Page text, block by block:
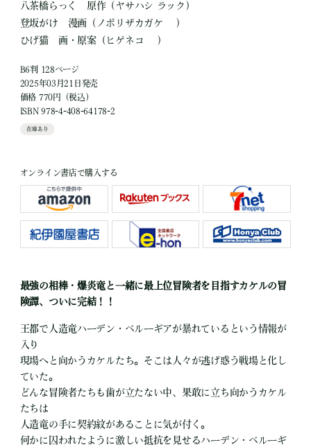
八茶橋らっく 原作（ヤサハシ ラック）
登坂がけ
漫画 （ノボリザカガケ ）
ひげ猫
画・原案（ヒゲネコ ）
B6判 128ページ
2025年03月21日発売
価格 770円（税込）
ISBN 978-4-408-64178-2
在庫あり
オンライン書店で購入する
最強の相棒・爆炎竜と一緒に最上位冒険者を目指すカケルの冒
険譚、ついに完結！！
王都で人造竜ハーデン・ベルーギアが暴れているという情報が
入り
現場へと向かうカケルたち。そこは人々が逃げ惑う戦場と化し
ていた。
どんな冒険者たちも歯が立たない中、果敢に立ち向かうカケル
たちは
人造竜の手に契約紋があることに気が付く。
何かに囚われたように激しい抵抗を見せるハーデン・ベルーギ